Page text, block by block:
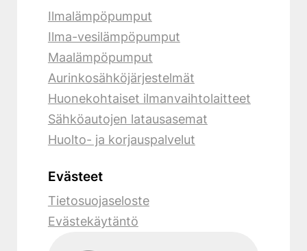
Ilmalämpöpumput
Ilma-vesilämpöpumput
Maalämpöpumput
Aurinkosähköjärjestelmät
Huonekohtaiset ilmanvaihtolaitteet
Sähköautojen latausasemat
Huolto- ja korjauspalvelut
Evästeet
Tietosuojaseloste
Evästekäytäntö